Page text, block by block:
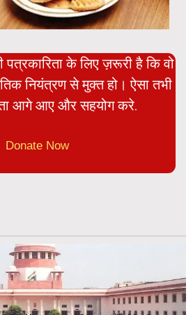
के लिए ज़रूरी है कि वो
नियंत्रण से मुक्त हो। ऐसा तभी
आगे आए और सहयोग करे.
Donate Now